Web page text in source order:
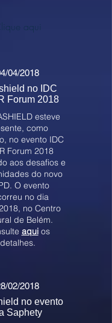
Clique aqui
04/2018
no IDC
Forum 2018
esteve
como
no evento IDC
Forum 2018
aos desafios e
do novo
O evento
no dia
no Centro
de Belém.
aquios
detalhes.
02/2018
no evento
Saphety